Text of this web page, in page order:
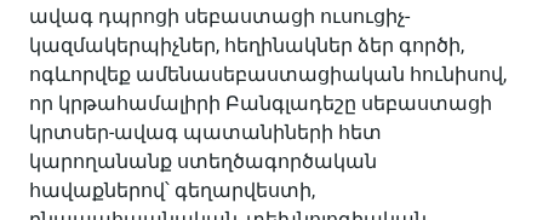
ավագ դպրոցի սեբաստացի ուսուցիչ-
կազմակերպիչներ, հեղինակներ ձեր գործի,
ոգևորվեք ամենասեբաստացիական հունիսով,
որ կրթահամալիրի Բանգլադեշը սեբաստացի
կրտսեր-ավագ պատանիների հետ
կարողանանք ստեղծագործական
հավաքներով՝ գեղարվեստի,